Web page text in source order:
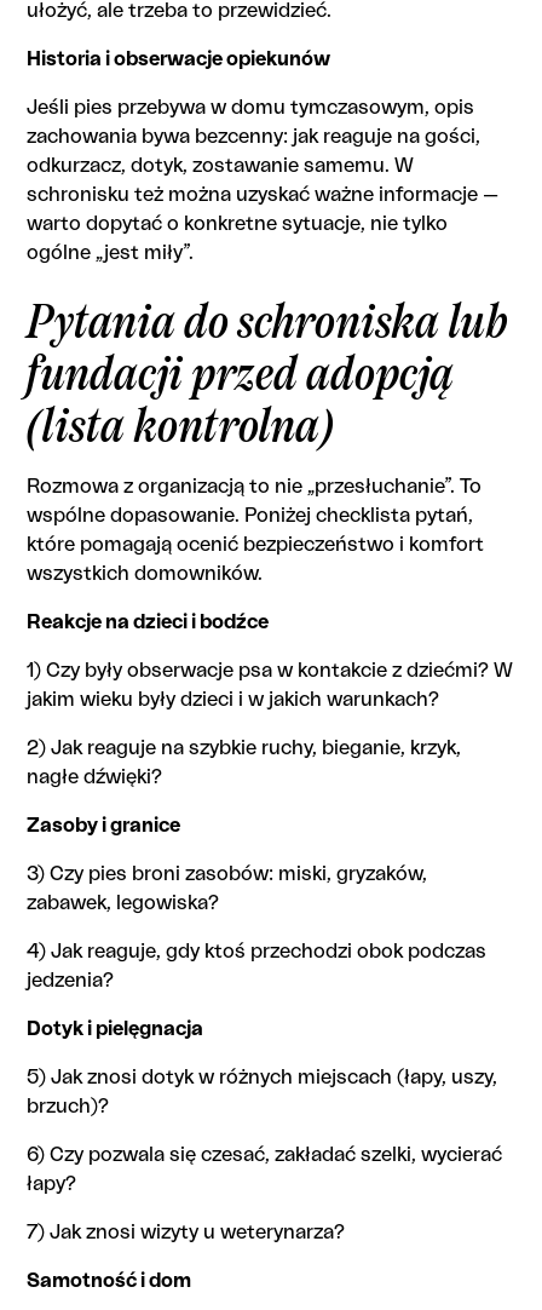
ułożyć, ale trzeba to przewidzieć.
Historia i obserwacje opiekunów
Jeśli pies przebywa w domu tymczasowym, opis
zachowania bywa bezcenny: jak reaguje na gości,
odkurzacz, dotyk, zostawanie samemu. W
schronisku też można uzyskać ważne informacje —
warto dopytać o konkretne sytuacje, nie tylko
ogólne „jest miły”.
Pytania do schroniska lub
fundacji przed adopcją
(lista kontrolna)
Rozmowa z organizacją to nie „przesłuchanie”. To
wspólne dopasowanie. Poniżej checklista pytań,
które pomagają ocenić bezpieczeństwo i komfort
wszystkich domowników.
Reakcje na dzieci i bodźce
1) Czy były obserwacje psa w kontakcie z dziećmi? W
jakim wieku były dzieci i w jakich warunkach?
2) Jak reaguje na szybkie ruchy, bieganie, krzyk,
nagłe dźwięki?
Zasoby i granice
3) Czy pies broni zasobów: miski, gryzaków,
zabawek, legowiska?
4) Jak reaguje, gdy ktoś przechodzi obok podczas
jedzenia?
Dotyk i pielęgnacja
5) Jak znosi dotyk w różnych miejscach (łapy, uszy,
brzuch)?
6) Czy pozwala się czesać, zakładać szelki, wycierać
łapy?
7) Jak znosi wizyty u weterynarza?
Samotność i dom